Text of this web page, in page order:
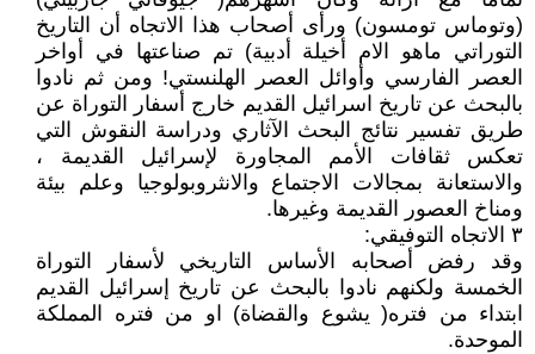
(وتوماس تومسون) ورأى أصحاب هذا الاتجاه أن التاريخ
التوراتي ماهو الام أخيلة أدبية) تم صناعتها في أواخر
العصر الفارسي وأوائل العصر الهلنستي! ومن ثم نادوا
بالبحث عن تاريخ اسرائيل القديم خارج أسفار التوراة عن
طريق تفسير نتائج البحث الآثاري ودراسة النقوش التي
تعكس ثقافات الأمم المجاورة لإسرائيل القديمة ،
والاستعانة بمجالات الاجتماع والانثروبولوجيا وعلم بيئة
ومناخ العصور القديمة وغيرها.
٣ الاتجاه التوفيقي:
وقد رفض أصحابه الأساس التاريخي لأسفار التوراة
الخمسة ولكنهم نادوا بالبحث عن تاريخ إسرائيل القديم
ابتداء من فتره( يشوع والقضاة) او من فتره المملكة
الموحدة.